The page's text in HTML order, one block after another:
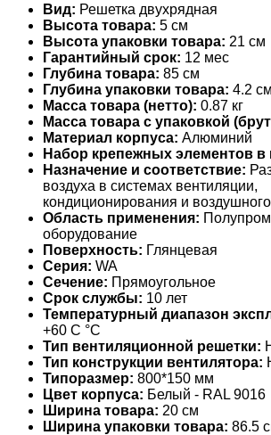
Вид: Решетка двухрядная
Высота товара: 5 см
Высота упаковки товара: 21 см
Гарантийный срок: 12 мес
Глубина товара: 85 см
Глубина упаковки товара: 4.2 см
Масса товара (нетто): 0.87 кг
Масса товара с упаковкой
Материал корпуса: Алюминий
Набор крепежных элементов в
Назначение и соответствие:
воздуха в системах вентиляции,
кондиционирования и
Область применения:
оборудование
Поверхность: Глянцевая
Серия: WA
Сечение: Прямоугольное
Срок службы: 10 лет
Температурный диапазон
+60 С °С
Тип вентиляционной решетки:
Тип конструкции вентилятора:
Типоразмер: 800*150 мм
Цвет корпуса: Белый - RAL 9016
Ширина товара: 20 см
Ширина упаковки товара: 86.5